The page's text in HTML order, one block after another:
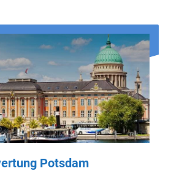
Potsdam